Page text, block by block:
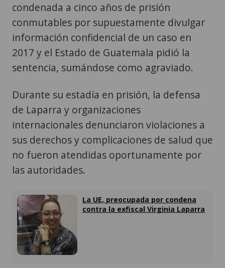
condenada a cinco años de prisión
conmutables por supuestamente divulgar
información confidencial de un caso en
2017 y el Estado de Guatemala pidió la
sentencia, sumándose como agraviado.
Durante su estadía en prisión, la defensa
de Laparra y organizaciones
internacionales denunciaron violaciones a
sus derechos y complicaciones de salud que
no fueron atendidas oportunamente por
las autoridades.
La UE, preocupada por condena
contra la exfiscal Virginia Laparra